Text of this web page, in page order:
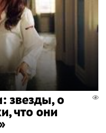
звезды, о
что они